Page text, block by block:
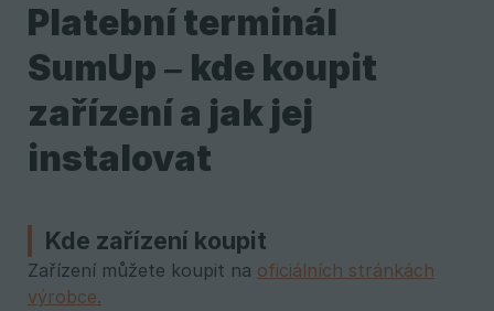
Platební terminál
SumUp – kde koupit
zařízení a jak jej
instalovat
Kde zařízení koupit
Zařízení můžete koupit na oficiálních stránkách
výrobce.